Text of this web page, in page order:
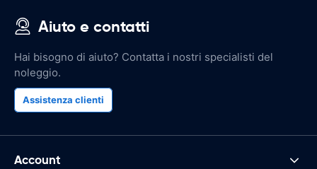
Aiuto e contatti
Hai bisogno di aiuto? Contatta i nostri specialisti del
noleggio.
Assistenza clienti
Account